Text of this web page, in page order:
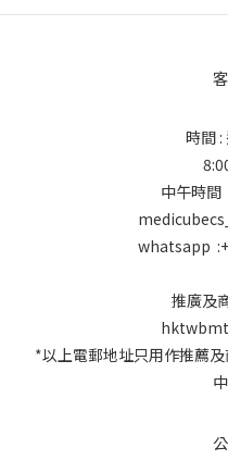
時間 :
中午時間
whatsapp
推廣及
*以上電郵地址只用作推薦